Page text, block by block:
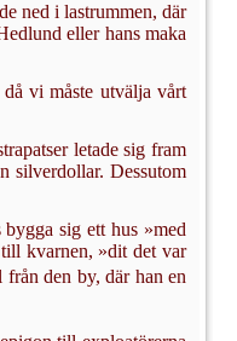
ned i lastrummen, där
eller hans maka
vi måste utvälja vårt
letade sig fram
silverdollar. Dessutom
sig ett hus »med
kvarnen, »dit det var
den by, där han en